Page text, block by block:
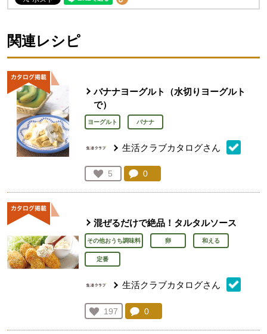
関連レシピ
バナナヨーグルト（水切りヨーグルト
で）
ヨーグルト バナナ
生活クラブカタログさん
お気に入り登録：
5
人が登録
コメント：
0
混ぜるだけで絶品！タルタルソース
その他おうち調味料 卵 和える
定番
生活クラブカタログさん
お気に入り登録：
197
人が登録
コメント：
0